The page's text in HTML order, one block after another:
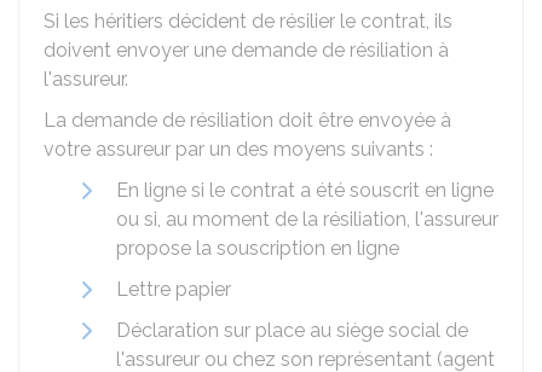
Si les héritiers décident de résilier le contrat, ils
doivent envoyer une demande de résiliation à
l'assureur.
La demande de résiliation doit être envoyée à
votre assureur par un des moyens suivants :
En ligne si le contrat a été souscrit en ligne
ou si, au moment de la résiliation, l'assureur
propose la souscription en ligne
Lettre papier
Déclaration sur place au siège social de
l'assureur ou chez son représentant (agent